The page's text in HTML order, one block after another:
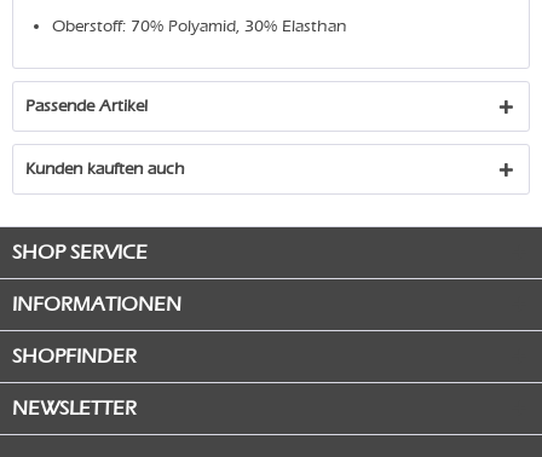
Oberstoff: 70% Polyamid, 30% Elasthan
Passende Artikel
Kunden kauften auch
SHOP SERVICE
INFORMATIONEN
SHOPFINDER
NEWSLETTER